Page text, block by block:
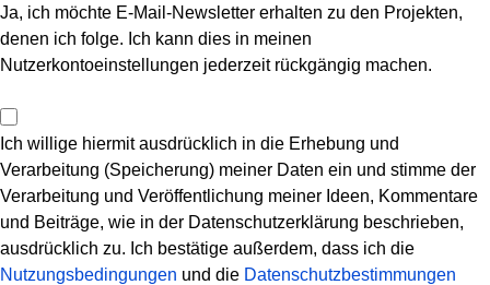
Ja, ich möchte E-Mail-Newsletter erhalten zu den Projekten,
denen ich folge. Ich kann dies in meinen
Nutzerkontoeinstellungen jederzeit rückgängig machen.
Ich willige hiermit ausdrücklich in die Erhebung und
Verarbeitung (Speicherung) meiner Daten ein und stimme der
Verarbeitung und Veröffentlichung meiner Ideen, Kommentare
und Beiträge, wie in der Datenschutzerklärung beschrieben,
ausdrücklich zu. Ich bestätige außerdem, dass ich die
Nutzungsbedingungen und die Datenschutzbestimmungen